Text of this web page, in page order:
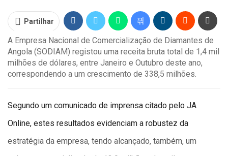
Partilhar
A Empresa Nacional de Comercialização de Diamantes de
Angola (SODIAM) registou uma receita bruta total de 1,4 mil
milhões de dólares, entre Janeiro e Outubro deste ano,
correspondendo a um crescimento de 338,5 milhões.
Segundo um comunicado de imprensa citado pelo JA
Online, estes resultados evidenciam a robustez da
estratégia da empresa, tendo alcançado, também, um